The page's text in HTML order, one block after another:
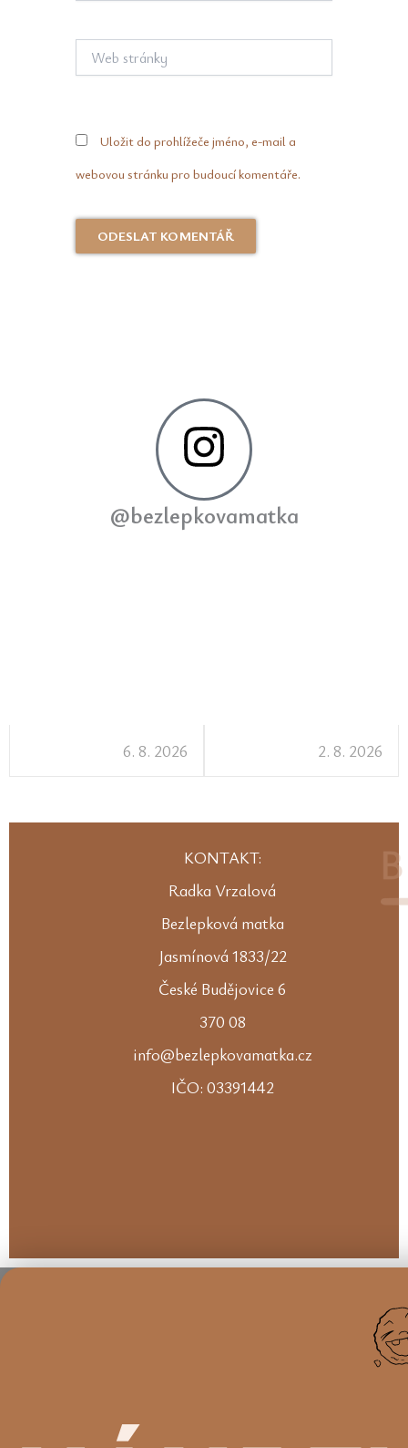
stránky
Uložit do prohlížeče jméno, e-mail a
webovou stránku pro budoucí komentáře.
@bezlepkovamatka
6. 8. 2026 2. 8. 2026
KONTAKT:
Radka Vrzalová
Bezlepková matka
Jasmínová 1833/22
České Budějovice 6
370 08
info@bezlepkovamatka.cz
IČO: 03391442